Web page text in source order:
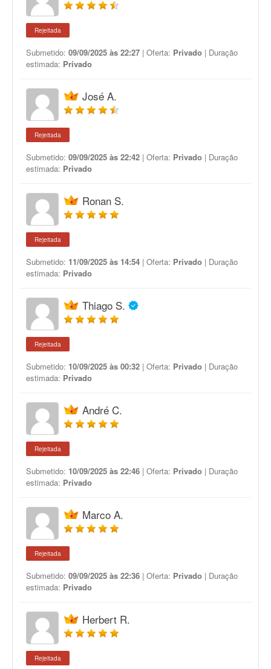
Rejeitada
Submetido: 09/09/2025 às 22:27 | Oferta: Privado | Duração
estimada: Privado
José A.
Rejeitada
Submetido: 09/09/2025 às 22:42 | Oferta: Privado | Duração
estimada: Privado
Ronan S.
Rejeitada
Submetido: 11/09/2025 às 14:54 | Oferta: Privado | Duração
estimada: Privado
Thiago S.
Rejeitada
Submetido: 10/09/2025 às 00:32 | Oferta: Privado | Duração
estimada: Privado
André C.
Rejeitada
Submetido: 10/09/2025 às 22:46 | Oferta: Privado | Duração
estimada: Privado
Marco A.
Rejeitada
Submetido: 09/09/2025 às 22:36 | Oferta: Privado | Duração
estimada: Privado
Herbert R.
Rejeitada